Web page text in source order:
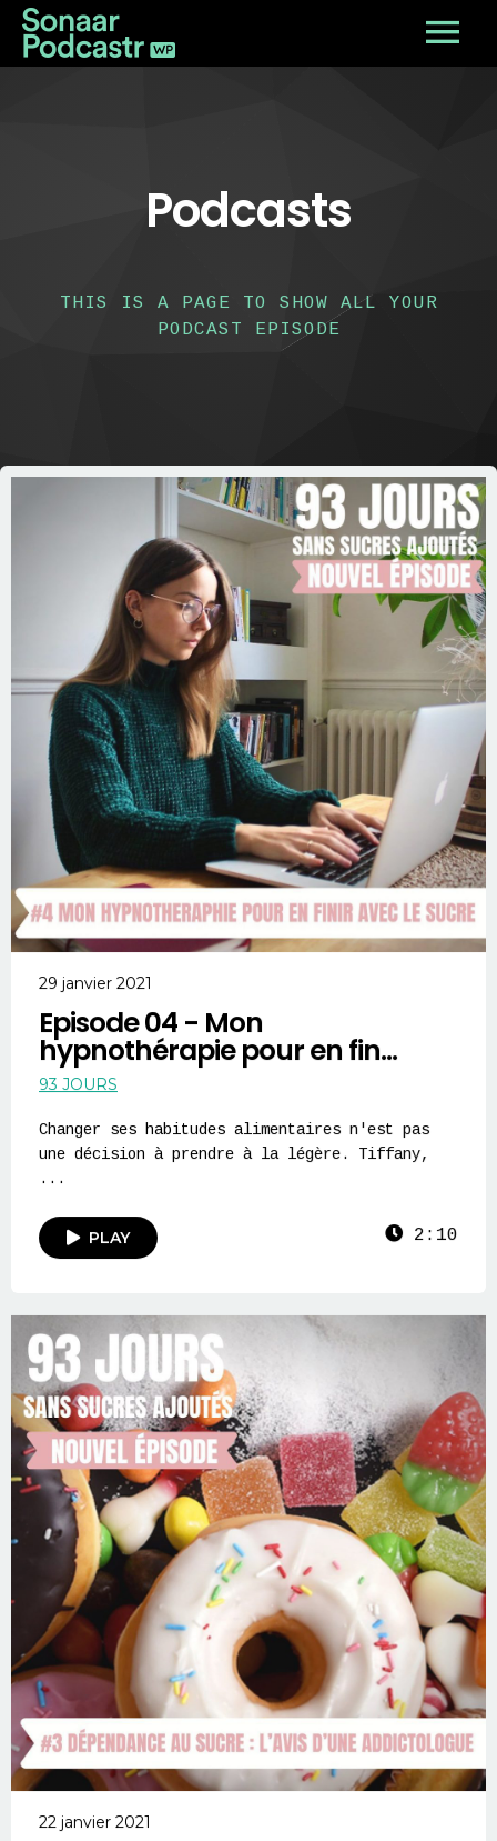
Podcasts
THIS IS A PAGE TO SHOW ALL YOUR
PODCAST EPISODE
29 janvier 2021
Episode 04 - Mon
hypnothérapie pour en fin...
93 JOURS
Changer ses habitudes alimentaires n'est pas
une décision à prendre à la légère. Tiffany,
...
PLAY 2:10
22 janvier 2021